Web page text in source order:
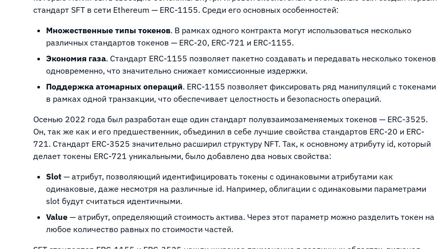
стандарт SFT в сети Ethereum — ERC-1155. Среди его основных особенностей:
Множественные типы токенов. В рамках одного контракта могут использоваться несколько
различных стандартов токенов — ERC-20, ERC-721 и ERC-1155.
Экономия газа. Стандарт ERC-1155 позволяет пакетно создавать и передавать несколько токенов
одновременно, что значительно снижает комиссионные издержки.
Поддержка атомарных операций. ERC-1155 позволяет фиксировать ряд манипуляций с токенами
в рамках одной транзакции, что обеспечивает целостность и безопасность операций.
Осенью 2022 года был разработан еще один стандарт полувзаимозаменяемых токенов — ERC-3525.
Он, так же как и его предшественник, объединил в себе лучшие свойства стандартов ERC-20 и ERC-
721. Стандарт ERC-3525 значительно расширил структуру NFT. Так, к основному атрибуту id, который
делает токены ERC-721 уникальными, было добавлено два новых свойства:
Slot — атрибут, позволяющий идентифицировать токены с одинаковыми атрибутами как
одинаковые, даже несмотря на различные id. Например, облигации с одинаковыми параметрами
slot будут считаться идентичными.
Value — атрибут, определяющий стоимость актива. Через этот параметр можно разделить токен на
любое количество равных по стоимости частей.